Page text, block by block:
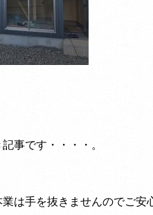
事です・・・・。
は手を抜きませんのでご安